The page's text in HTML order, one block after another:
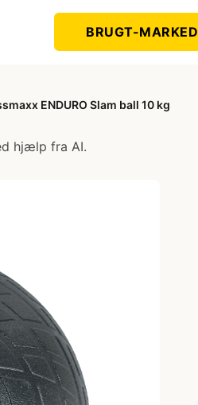
BRUGT-MARKED
ENDURO Slam ball 10 kg
hjælp fra AI.